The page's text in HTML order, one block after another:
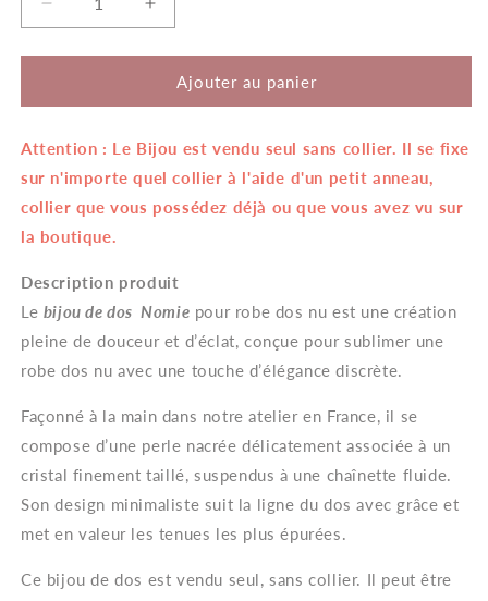
Réduire
la
quantité
Nomie
Bijou
de
Mariée
Double
Augmenter
la
quantité
Nomie
Bijou
de
Mariée
Ajouter au panier
Attention : Le Bijou est vendu seul sans collier. Il se fixe
sur n'importe quel collier à l'aide d'un petit anneau,
collier que vous possédez déjà ou que vous avez vu sur
la boutique.
Description produit
Le bijou de dos Nomie pour robe dos nu est une création
pleine de douceur et d’éclat, conçue pour sublimer une
robe dos nu avec une touche d’élégance discrète.
Façonné à la main dans notre atelier en France, il se
compose d’une perle nacrée délicatement associée à un
cristal finement taillé, suspendus à une chaînette fluide.
Son design minimaliste suit la ligne du dos avec grâce et
met en valeur les tenues les plus épurées.
Ce bijou de dos est vendu seul, sans collier. Il peut être